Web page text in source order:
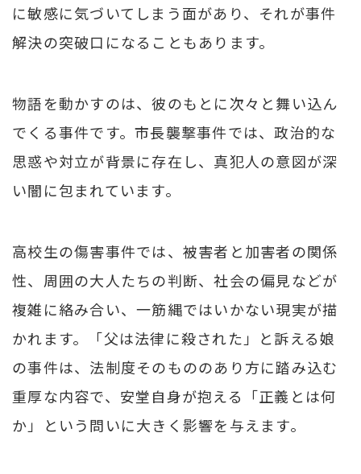
に敏感に気づいてしまう面があり、それが事件
解決の突破口になることもあります。
物語を動かすのは、彼のもとに次々と舞い込ん
でくる事件です。市長襲撃事件では、政治的な
思惑や対立が背景に存在し、真犯人の意図が深
い闇に包まれています。
高校生の傷害事件では、被害者と加害者の関係
性、周囲の大人たちの判断、社会の偏見などが
複雑に絡み合い、一筋縄ではいかない現実が描
かれます。「父は法律に殺された」と訴える娘
の事件は、法制度そのもののあり方に踏み込む
重厚な内容で、安堂自身が抱える「正義とは何
か」という問いに大きく影響を与えます。